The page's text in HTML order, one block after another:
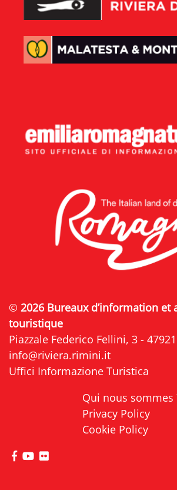
© 2026 Bureaux d’information et
touristique
Piazzale Federico Fellini, 3 -
info@riviera.rimini.it
Uffici Informazione Turistica
Qui nous sommes
Privacy Policy
Cookie Policy
Visitez la page Facebook de
Visitez la page YouTube de
Visitez la page Flickr de